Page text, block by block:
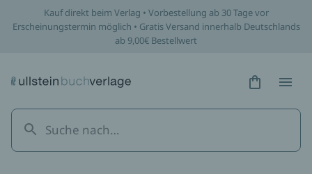
Kauf direkt beim Verlag • Vorbestellung ab 30 Tage vor
Erscheinungstermin möglich • Gratis Versand innerhalb Deutschlands
ab 9,00€ Bestellwert
Hidden